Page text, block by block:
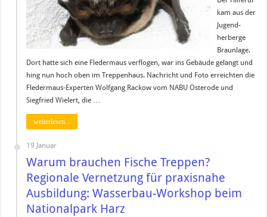
kam aus der
Jugend-
herberge
Braunlage.
Dort hatte sich eine Fledermaus verflogen, war ins Gebäude gelangt und
hing nun hoch oben im Treppenhaus. Nachricht und Foto erreichten die
Fledermaus-Experten Wolfgang Rackow vom NABU Osterode und
Siegfried Wielert, die …
weiterlesen...
19 Januar
Warum brauchen Fische Treppen?
Regionale Vernetzung für praxisnahe
Ausbildung: Wasserbau-Workshop beim
Nationalpark Harz